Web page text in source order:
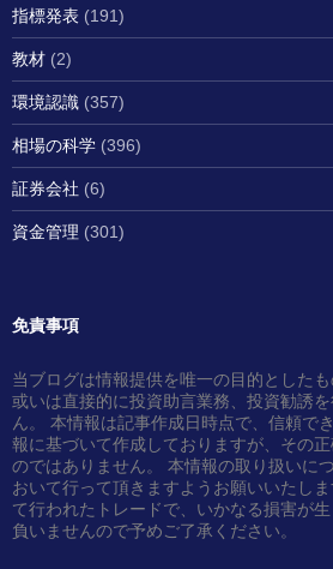
指標発表 (191)
教材 (2)
環境認識 (357)
相場の科学 (396)
証券会社 (6)
資金管理 (301)
免責事項
当ブログは情報提供を唯一の目的としたも
或いは直接的に投資助言業務、投資勧誘
ん。 本情報は記事作成日時点で、信頼で
報に基づいて作成しておりますが、その
のではありません。 本情報の取り扱いに
おいて行って頂きますようお願いいたし
て行われたトレードで、いかなる損害が
負いませんので予めご了承ください。